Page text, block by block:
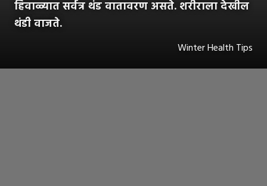
हिवाळ्यात सर्वत्र थंड वातावरण असते. शरीराला देखील
थंडी वाजते.
Winter Health Tips